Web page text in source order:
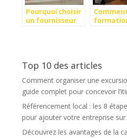
Pourquoi choisir
un fournisseur
Top 10 des articles
Comment organiser une
guide complet pour concevoir
Référencement local : les 8
pour ajouter votre entreprise
Découvrez les avantages de la